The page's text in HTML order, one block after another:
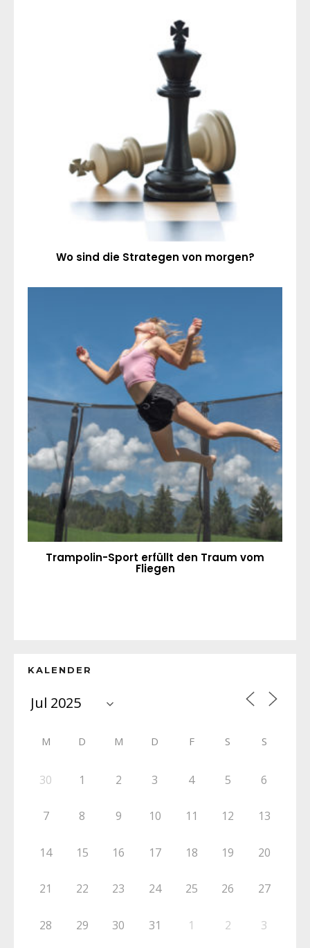
Wo sind die Strategen von morgen?
Trampolin-Sport erfüllt den Traum vom
Fliegen
KALENDER
M D M D F S S
30 1 2 3 4 5 6
7 8 9 10 11 12 13
14 15 16 17 18 19 20
21 22 23 24 25 26 27
28 29 30 31 1 2 3